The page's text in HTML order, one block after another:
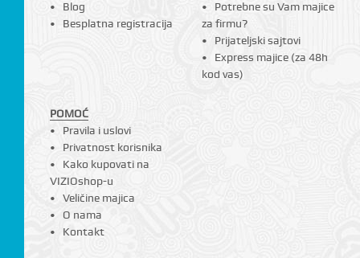
Blog
Besplatna registracija
Potrebne su Vam majice
za firmu?
Prijateljski sajtovi
Express majice (za 48h
kod vas)
POMOĆ
Pravila i uslovi
Privatnost korisnika
Kako kupovati na
VIZIOshop-u
Veličine majica
O nama
Kontakt